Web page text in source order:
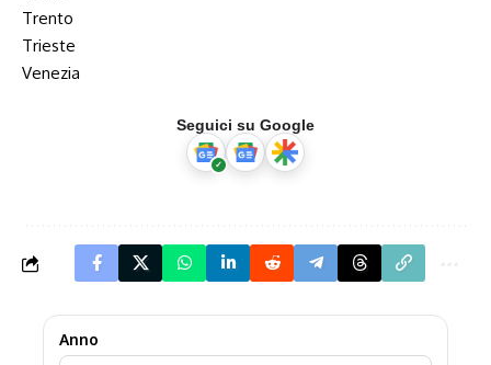
Trento
Trieste
Venezia
Seguici su Google
Anno